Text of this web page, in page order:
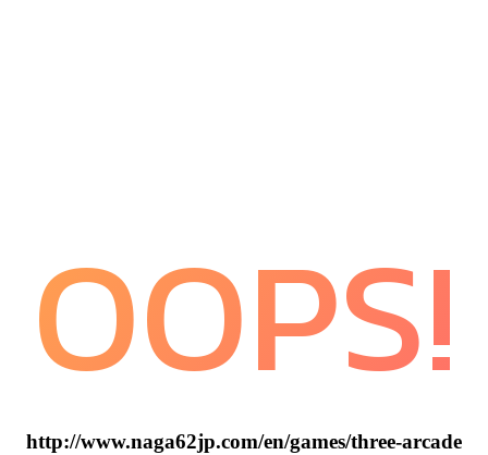
OOPS!
http://www.naga62jp.com/en/games/three-arcade